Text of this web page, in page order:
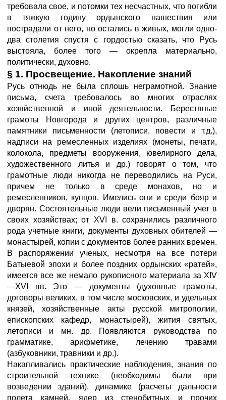
требовала свое, и потомки тех несчастных, что погибли
в тяжкую годину ордынского нашествия или
пострадали от него, но остались в живых, могли одно-
два столетия спустя с гордостью сказать, что Русь
выстояла, более того — окрепла материально,
политически, духовно.
§ 1. Просвещение. Накопление знаний
Русь отнюдь не была сплошь неграмотной. Знание
письма, счета требовалось во многих отраслях
хозяйственной и иной деятельности. Берестяные
грамоты Новгорода и других центров, различные
памятники письменности (летописи, повести и т.д.),
надписи на ремесленных изделиях (монеты, печати,
колокола, предметы вооружения, ювелирного дела,
художественного литья и др.) говорят о том, что
грамотные люди никогда не переводились на Руси,
причем не только в среде монахов, но и
ремесленников, купцов. Имелись они и среди бояр и
дворян. Состоятельные люди вели письменный учет в
своих хозяйствах; от XVI в. сохранились различного
рода учетные книги, документы духовных обителей —
монастырей, копии с документов более ранних времен.
В распоряжении ученых, несмотря на все потери
Батыевой эпохи и более поздних ордынских «ратей»,
имеется все же немало рукописного материала за XIV
—XVI вв. Это — документы (духовные грамоты,
договоры великих, в том числе московских, и удельных
князей, хозяйственные акты русской митрополии,
епископских кафедр, монастырей), жития святых,
летописи и мн. др. Появляются руководства по
грамматике, арифметике, лечению травами
(азбуковники, травники и др.).
Накапливались практические наблюдения, знания по
строительной технике (необходимы были при
возведении зданий), динамике (расчеты дальности
полета камней, ядер из стенобитных и прочих